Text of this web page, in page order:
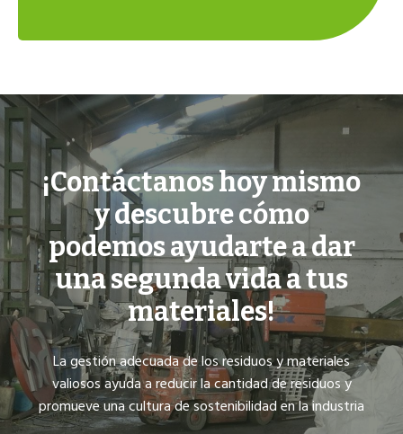
¡Contáctanos hoy mismo
y descubre cómo
podemos ayudarte a dar
una segunda vida a tus
materiales!
La gestión adecuada de los residuos y materiales
valiosos ayuda a reducir la cantidad de residuos y
promueve una cultura de sostenibilidad en la industria